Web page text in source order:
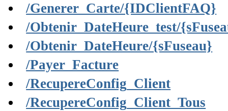
/Generer_Carte/{IDClientFAQ}
/Obtenir_DateHeure_test/
/Obtenir_DateHeure/{sFuseau}
/Payer_Facture
/RecupereConfig_Client
/RecupereConfig_Client_Tous